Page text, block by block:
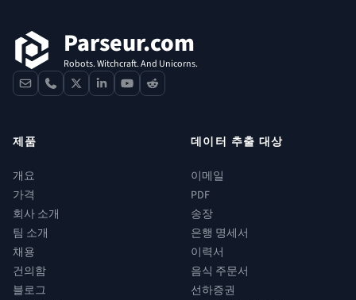
Parseur.com
Robots. Witchcraft. And Unicorns.
contactphone
x linkedinyoutube
reddit
제품
개요
가격
회사 소개
팀 소개
채용
건의함
블로그
데이터 추출 대상
이메일
PDF
송장
은행 명세서
이력서
음식 주문서
선하증권